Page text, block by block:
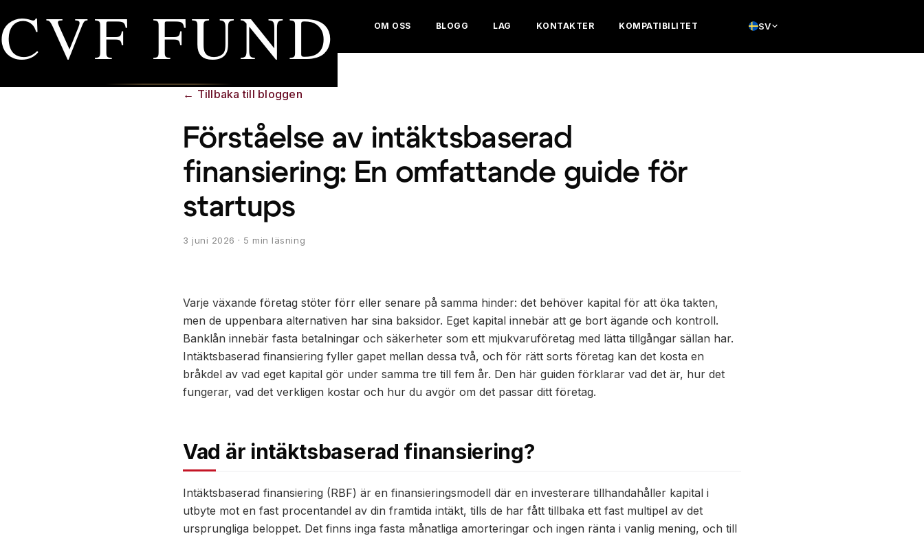
CVF FUND SV
OM OSS BLOGG LAG KONTAKTER KOMPATIBILITET
← Tillbaka till bloggen
Förståelse av intäktsbaserad
finansiering: En omfattande guide för
startups
3 juni 2026 · 5 min läsning
Varje växande företag stöter förr eller senare på samma hinder: det behöver kapital för att öka takten,
men de uppenbara alternativen har sina baksidor. Eget kapital innebär att ge bort ägande och kontroll.
Banklån innebär fasta betalningar och säkerheter som ett mjukvaruföretag med lätta tillgångar sällan har.
Intäktsbaserad finansiering fyller gapet mellan dessa två, och för rätt sorts företag kan det kosta en
bråkdel av vad eget kapital gör under samma tre till fem år. Den här guiden förklarar vad det är, hur det
fungerar, vad det verkligen kostar och hur du avgör om det passar ditt företag.
Vad är intäktsbaserad finansiering?
Intäktsbaserad finansiering (RBF) är en finansieringsmodell där en investerare tillhandahåller kapital i
utbyte mot en fast procentandel av din framtida intäkt, tills de har fått tillbaka ett fast multipel av det
ursprungliga beloppet. Det finns inga fasta månatliga amorteringar och ingen ränta i vanlig mening, och till